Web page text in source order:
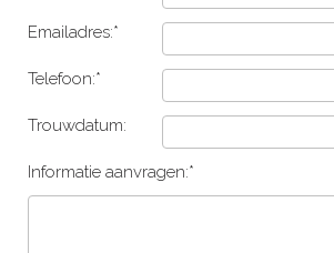
Emailadres:*
Telefoon:*
Trouwdatum:
Informatie aanvragen:*